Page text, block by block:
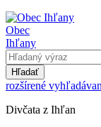
Obec
Ihľany
Hľadať
rozšírené
Divčata z Ihľan